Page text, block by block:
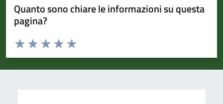
Quanto sono chiare le informazioni su questa
pagina?
Valuta da 1 a 5 stelle la pagina
Valuta 5 stelle su 5
Valuta 4 stelle su 5
Valuta 3 stelle su 5
Valuta 2 stelle su 5
Valuta 1 stelle su 5